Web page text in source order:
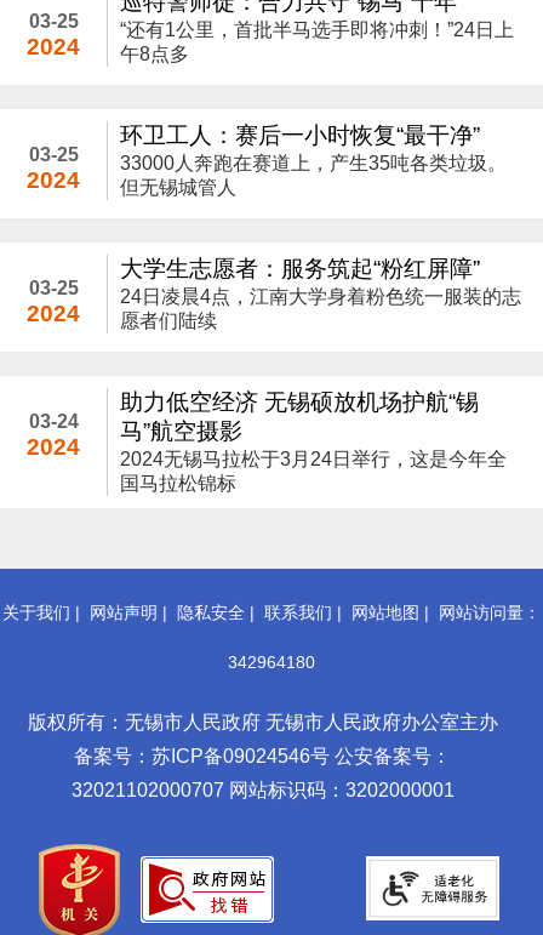
03-25
2024
“还有1公里，首批半马选手即将冲刺！”24日上
午8点多
03-25
2024
环卫工人：赛后一小时恢复“最干净”
33000人奔跑在赛道上，产生35吨各类垃圾。
但无锡城管人
03-25
2024
大学生志愿者：服务筑起“粉红屏障”
24日凌晨4点，江南大学身着粉色统一服装的志
愿者们陆续
03-24
2024
助力低空经济 无锡硕放机场护航“锡
马”航空摄影
2024无锡马拉松于3月24日举行，这是今年全
国马拉松锦标
关于我们 | 网站声明 | 隐私安全 | 联系我们 | 网站地图 | 网站访问量：
342964180
版权所有：无锡市人民政府 无锡市人民政府办公室主办
备案号：苏ICP备09024546号 公安备案号：
32021102000707 网站标识码：3202000001